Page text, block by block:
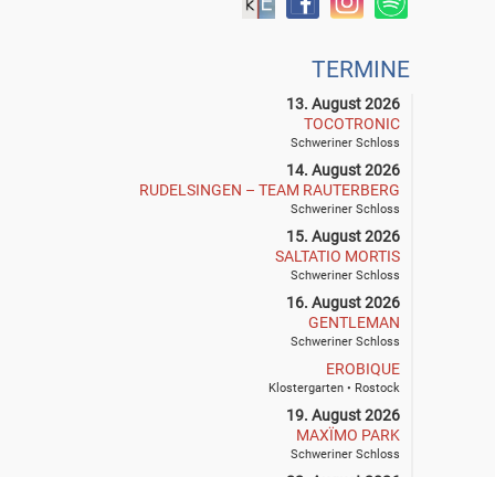
TERMINE
13. August 2026
TOCOTRONIC
Schweriner Schloss
14. August 2026
RUDELSINGEN – TEAM RAUTERBERG
Schweriner Schloss
15. August 2026
SALTATIO MORTIS
Schweriner Schloss
16. August 2026
GENTLEMAN
Schweriner Schloss
EROBIQUE
Klostergarten • Rostock
19. August 2026
MAXÏMO PARK
Schweriner Schloss